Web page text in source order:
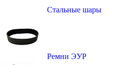
Стальные шары
Ремни ЭУР